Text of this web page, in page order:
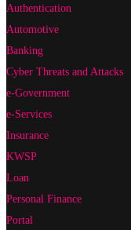
Authentication
Automotive
Banking
Cyber Threats and Attacks
e-Government
e-Services
Insurance
KWSP
Loan
Personal Finance
Portal